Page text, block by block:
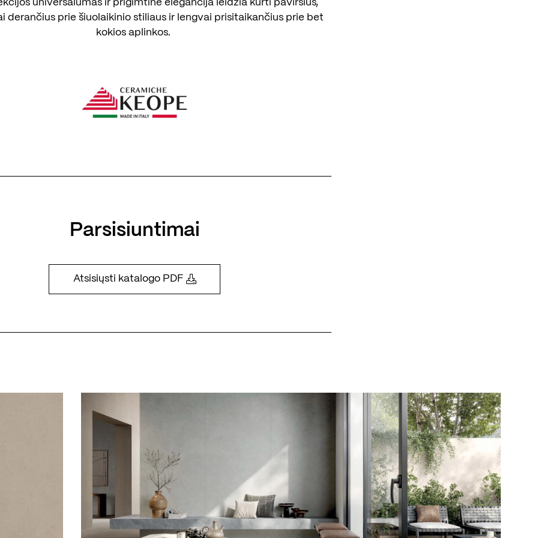
universalumas ir prigimtinė elegancija leidžia kurti paviršius,
derančius prie šiuolaikinio stiliaus ir lengvai prisitaikančius prie bet
kokios aplinkos.
Parsisiuntimai
Atsisiųsti katalogo PDF